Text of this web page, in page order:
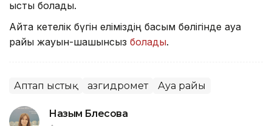
ыстық болады.
Айта кетелік бүгін еліміздің басым бөлігінде ауа
райы жауын-шашынсыз болады.
Аптап ыстық Қазгидромет Ауа райы
Назым Бөлесова